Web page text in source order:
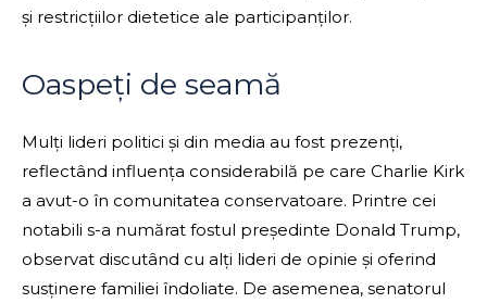
și restricțiilor dietetice ale participanților.
Oaspeți de seamă
Mulți lideri politici și din media au fost prezenți,
reflectând influența considerabilă pe care Charlie Kirk
a avut-o în comunitatea conservatoare. Printre cei
notabili s-a numărat fostul președinte Donald Trump,
observat discutând cu alți lideri de opinie și oferind
susținere familiei îndoliate. De asemenea, senatorul